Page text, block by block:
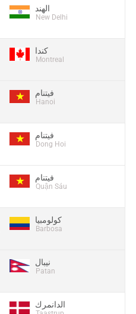
الهند
New Delhi
كندا
Montreal
فيتنام
Hanoi
فيتنام
Dong Hoi
فيتنام
Quận Sáu
كولومبيا
Barbosa
نيبال
Patan
الدانمرك